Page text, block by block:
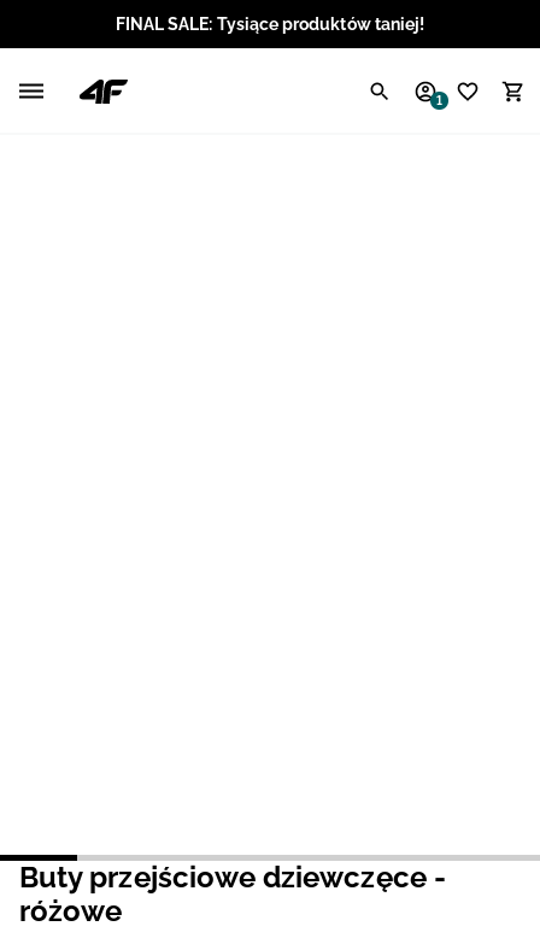
FINAL SALE: Tysiące produktów taniej!
1
Buty przejściowe dziewczęce -
różowe